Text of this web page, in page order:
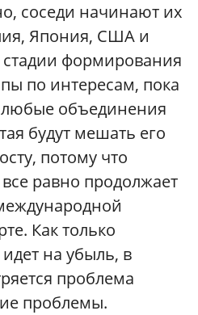
соседи начинают их
Япония, США и
стадии формирования
по интересам, пока
объединения
будут мешать его
потому что
равно продолжает
Как только
на убыль, в
проблема
проблемы.